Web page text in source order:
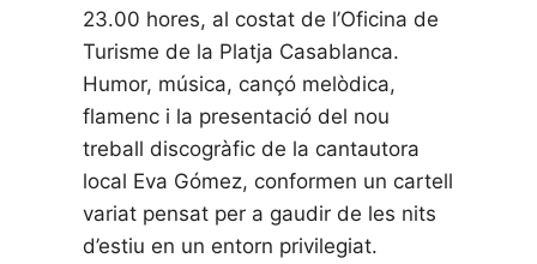
23.00 hores, al costat de l’Oficina de
Turisme de la Platja Casablanca.
Humor, música, cançó melòdica,
flamenc i la presentació del nou
treball discogràfic de la cantautora
local Eva Gómez, conformen un cartell
variat pensat per a gaudir de les nits
d’estiu en un entorn privilegiat.